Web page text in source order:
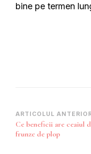
bine pe termen
Navigare
în
ARTICOLUL
Ce beneficii are ceaiul
frunze de plop